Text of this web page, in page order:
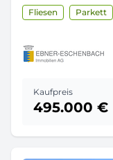
Fliesen
Parkett
Kaufpreis
495.000 €